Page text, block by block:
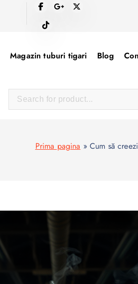
Magazin tuburi tigari Blog
Prima pagina » Cum să